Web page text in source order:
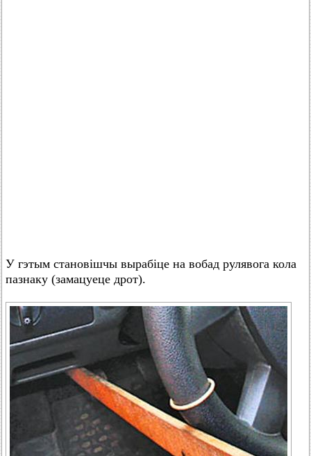
У гэтым становішчы вырабіце на вобад рулявога кола
пазнаку (замацуеце дрот).